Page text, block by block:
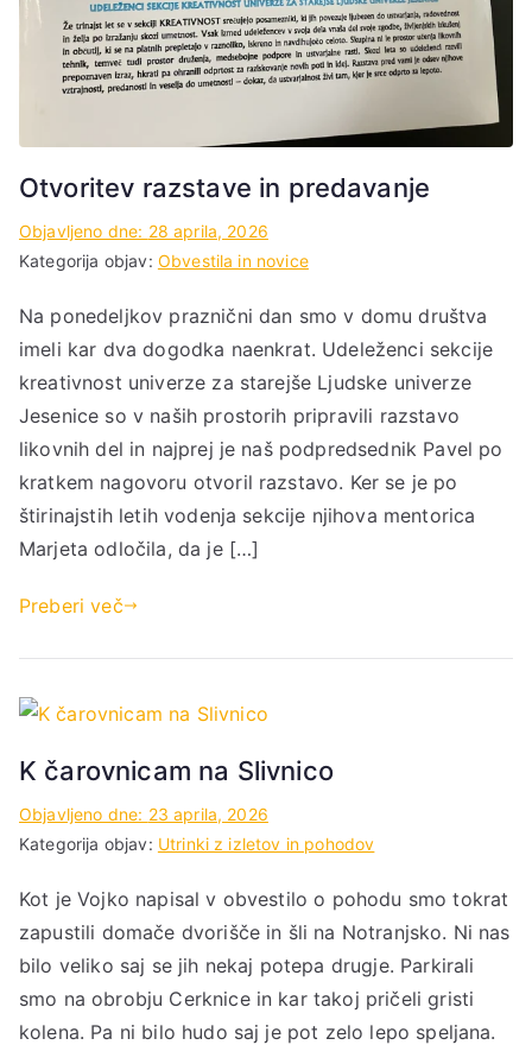
Otvoritev razstave in predavanje
Objavljeno dne: 28 aprila, 2026
Kategorija objav: Obvestila in novice
Na ponedeljkov praznični dan smo v domu društva
imeli kar dva dogodka naenkrat. Udeleženci sekcije
kreativnost univerze za starejše Ljudske univerze
Jesenice so v naših prostorih pripravili razstavo
likovnih del in najprej je naš podpredsednik Pavel po
kratkem nagovoru otvoril razstavo. Ker se je po
štirinajstih letih vodenja sekcije njihova mentorica
Marjeta odločila, da je […]
Preberi več
K čarovnicam na Slivnico
Objavljeno dne: 23 aprila, 2026
Kategorija objav: Utrinki z izletov in pohodov
Kot je Vojko napisal v obvestilo o pohodu smo tokrat
zapustili domače dvorišče in šli na Notranjsko. Ni nas
bilo veliko saj se jih nekaj potepa drugje. Parkirali
smo na obrobju Cerknice in kar takoj pričeli gristi
kolena. Pa ni bilo hudo saj je pot zelo lepo speljana.